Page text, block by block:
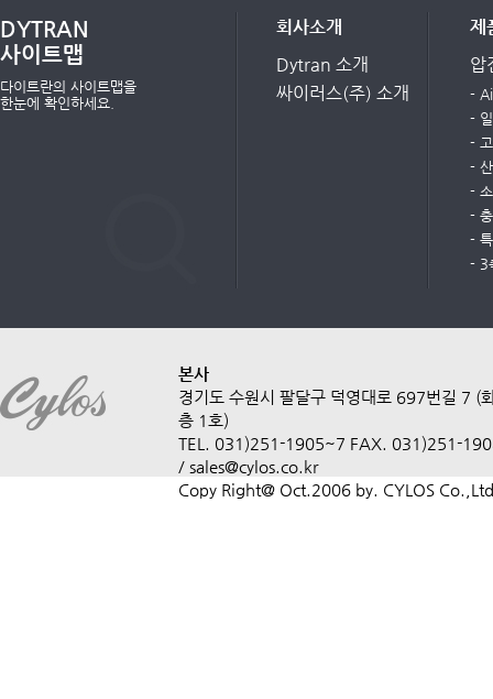
DYTRAN
사이트맵
다이트란의 사이트맵을
한눈에 확인하세요.
회사소개
Dytran 소개
싸이러스(주) 소개
제
압
-
-
-
-
-
-
-
- 3
본사
경기도 수원시 팔달구 덕영대로 697번길 7 (
층 1호)
TEL. 031)251-1905~7 FAX. 031)251-
/ sales@cylos.co.kr
Copy Right@ Oct.2006 by. CYLOS